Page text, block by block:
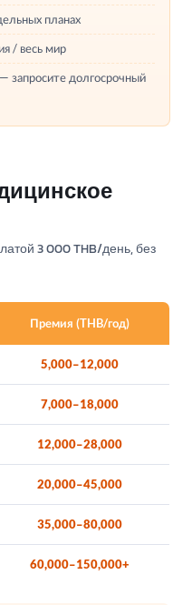
планах
/ весь мир
запросите долгосрочный
3 000 THB/день, без
Премия (THB/год)
5,000–12,000
7,000–18,000
12,000–28,000
20,000–45,000
35,000–80,000
60,000–150,000+